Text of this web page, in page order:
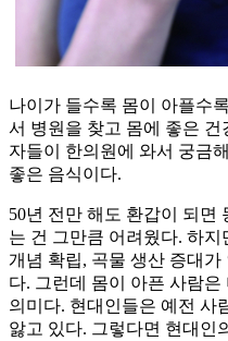
나이가 들수록 몸이 아플수
서 병원을 찾고 몸에 좋은
자들이 한의원에 와서 궁금
좋은 음식이다.
50년 전만 해도 환갑이 되면
는 건 그만큼 어려웠다. 하
개념 확립, 곡물 생산 증대
다. 그런데 몸이 아픈 사람
의미다. 현대인들은 예전 사
앓고 있다. 그렇다면 현대인